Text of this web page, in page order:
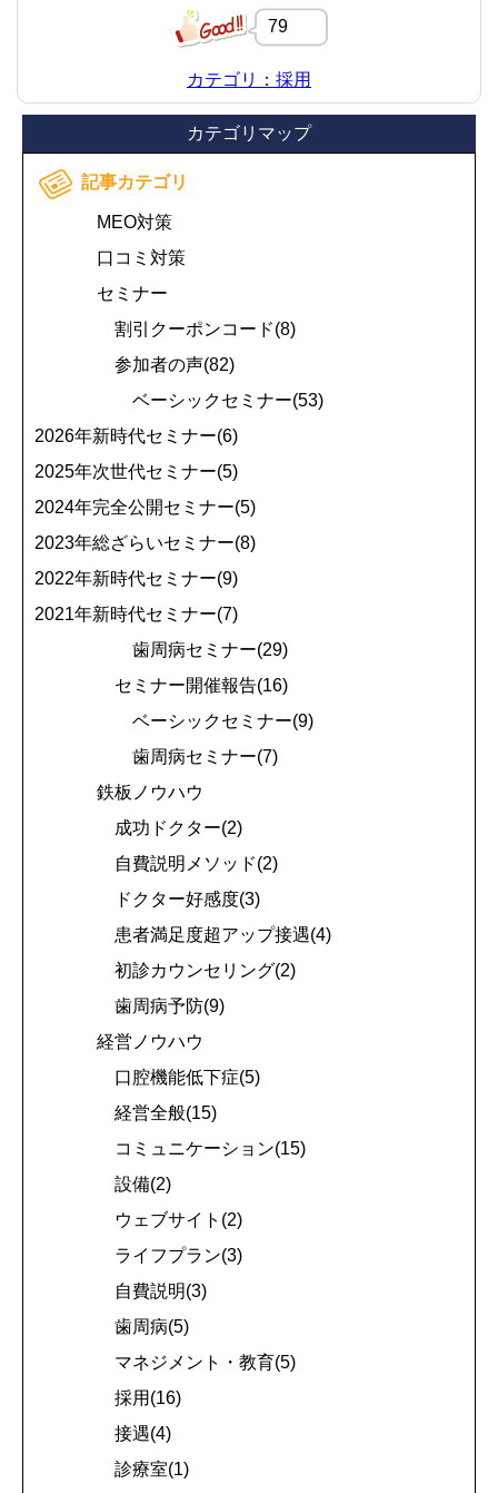
79
カテゴリ：採用
カテゴリマップ
記事カテゴリ
MEO対策
口コミ対策
セミナー
割引クーポンコード(8)
参加者の声(82)
ベーシックセミナー(53)
2026年新時代セミナー(6)
2025年次世代セミナー(5)
2024年完全公開セミナー(5)
2023年総ざらいセミナー(8)
2022年新時代セミナー(9)
2021年新時代セミナー(7)
歯周病セミナー(29)
セミナー開催報告(16)
ベーシックセミナー(9)
歯周病セミナー(7)
鉄板ノウハウ
成功ドクター(2)
自費説明メソッド(2)
ドクター好感度(3)
患者満足度超アップ接遇(4)
初診カウンセリング(2)
歯周病予防(9)
経営ノウハウ
口腔機能低下症(5)
経営全般(15)
コミュニケーション(15)
設備(2)
ウェブサイト(2)
ライフプラン(3)
自費説明(3)
歯周病(5)
マネジメント・教育(5)
採用(16)
接遇(4)
診療室(1)